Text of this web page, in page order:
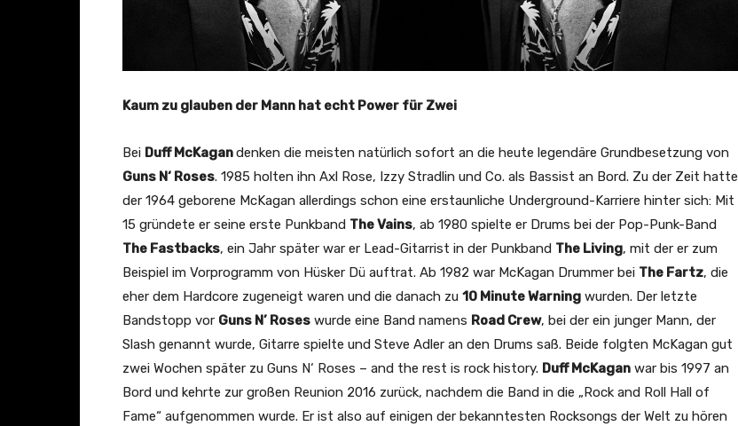
Kaum zu glauben der Mann hat echt Power für Zwei
Bei Duff McKagandenken die meisten natürlich sofort an die heute legendäre Grundbesetzung von
Guns N‘ Roses. 1985 holten ihn Axl Rose, Izzy Stradlin und Co. als Bassist an Bord. Zu der Zeit hatte
der 1964 geborene McKagan allerdings schon eine erstaunliche Underground-Karriere hinter sich: Mit
15 gründete er seine erste Punkband The Vains, ab 1980 spielte er Drums bei der Pop-Punk-Band
The Fastbacks, ein Jahr später war er Lead-Gitarrist in der Punkband The Living, mit der er zum
Beispiel im Vorprogramm von Hüsker Dü auftrat. Ab 1982 war McKagan Drummer bei The Fartz, die
eher dem Hardcore zugeneigt waren und die danach zu 10 Minute Warning wurden. Der letzte
Bandstopp vor Guns N’ Roses wurde eine Band namens Road Crew, bei der ein junger Mann, der
Slash genannt wurde, Gitarre spielte und Steve Adler an den Drums saß. Beide folgten McKagan gut
zwei Wochen später zu Guns N‘ Roses – and the rest is rock history. Duff McKagan war bis 1997 an
Bord und kehrte zur großen Reunion 2016 zurück, nachdem die Band in die „Rock and Roll Hall of
Fame“ aufgenommen wurde. Er ist also auf einigen der bekanntesten Rocksongs der Welt zu hören